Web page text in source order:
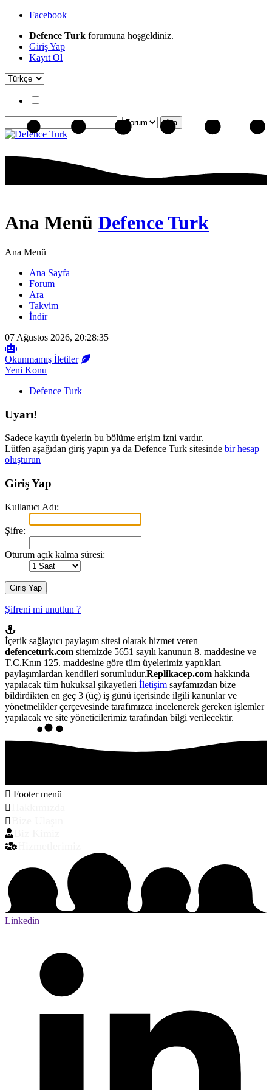
Facebook
Defence Turk forumuna hoşgeldiniz.
Giriş Yap
Kayıt Ol
Ana Menü Defence Turk
Ana Menü
Ana Sayfa
Forum
Ara
Takvim
İndir
07 Ağustos 2026, 20:28:35
Okunmamış İletiler
Yeni Konu
Defence Turk
Uyarı!
Sadece kayıtlı üyelerin bu bölüme erişim izni vardır.
Lütfen aşağıdan giriş yapın ya da Defence Turk sitesinde bir hesap
oluşturun
Giriş Yap
Kullanıcı Adı:
Şifre:
Oturum açık kalma süresi:
Şifreni mi unuttun ?
İçerik sağlayıcı paylaşım sitesi olarak hizmet veren
defenceturk.com sitemizde 5651 sayılı kanunun 8. maddesine ve
T.C.Knın 125. maddesine göre tüm üyelerimiz yaptıkları
paylaşımlardan kendileri sorumludur.Replikacep.com hakkında
yapılacak tüm hukuksal şikayetleri İletişim sayfamızdan bize
bildirdikten en geç 3 (üç) iş günü içerisinde ilgili kanunlar ve
yönetmelikler çerçevesinde tarafımızca incelenerek gereken işlemler
yapılacak ve site yöneticilerimiz tarafından bilgi verilecektir.
Footer menü
Linkedin